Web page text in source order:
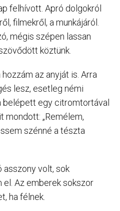
felhívott. Apró dolgokról
filmekről, a munkájáról.
mégis szépen lassan
köztünk.
az anyját is. Arra
lesz, esetleg némi
belépett egy citromtortával
mondott: „Remélem,
szénné a tészta
asszony volt, sok
Az emberek sokszor
ha félnek.